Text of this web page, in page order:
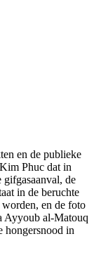
en de publieke
Phuc dat in
gifgasaanval, de
in de beruchte
en de foto
Ayyoub al-Matouq
hongersnood in